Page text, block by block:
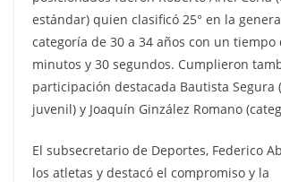
estándar) quien clasificó 25° en la
categoría de 30 a 34 años con un tiempo
minutos y 30 segundos. Cumplieron
participación destacada Bautista Segura
juvenil) y Joaquín Ginzález Romano
El subsecretario de Deportes, Federico
los atletas y destacó el compromiso y la